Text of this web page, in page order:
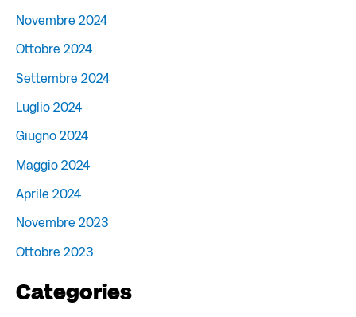
Novembre 2024
Ottobre 2024
Settembre 2024
Luglio 2024
Giugno 2024
Maggio 2024
Aprile 2024
Novembre 2023
Ottobre 2023
Categories